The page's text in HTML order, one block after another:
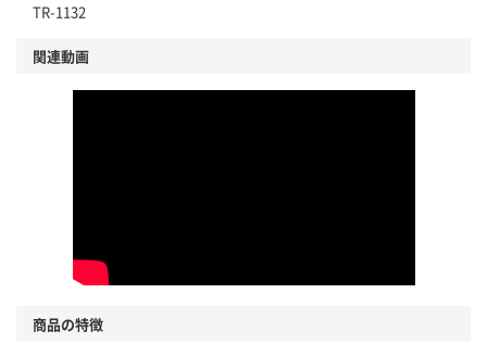
TR-1132
関連動画
商品の特徴